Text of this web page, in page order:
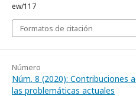
ew/117
Formatos de citación
Número
Núm. 8 (2020): Contribuciones
las problemáticas actuales